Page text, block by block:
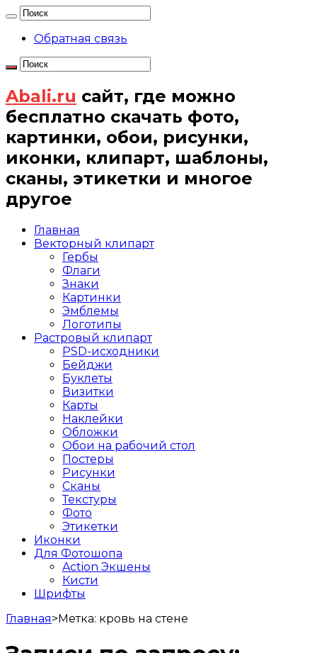
Обратная связь
Abali.ru сайт, где можно
бесплатно скачать фото,
картинки, обои, рисунки,
иконки, клипарт, шаблоны,
сканы, этикетки и многое
другое
Главная
Векторный клипарт
Гербы
Флаги
Знаки
Картинки
Эмблемы
Логотипы
Растровый клипарт
PSD-исходники
Бейджи
Буклеты
Визитки
Карты
Наклейки
Обложки
Обои на рабочий стол
Постеры
Рисунки
Сканы
Текстуры
Фото
Этикетки
Иконки
Для Фотошопа
Action Экшены
Кисти
Шрифты
Главная>Метка: кровь на стене